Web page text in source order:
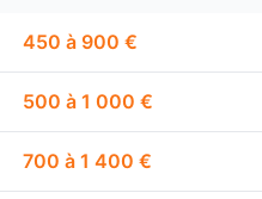
450 à 900 €
500 à 1 000 €
700 à 1 400 €